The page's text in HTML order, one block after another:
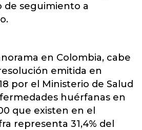
de seguimiento a
en Colombia, cabe
emitida en
por el Ministerio de Salud
huérfanas en
que existen en el
representa 31,4% del